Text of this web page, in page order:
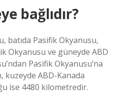
bağlıdır?
batıda Pasifik Okyanusu,
Okyanusu ve güneyde ABD
Pasifik Okyanusu’na
kuzeyde ABD-Kanada
ise 4480 kilometredir.